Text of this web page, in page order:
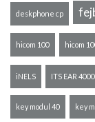
deskphone cp
hicom 100 hicom
iNELS ITS EAR 4000
key modul 40 key